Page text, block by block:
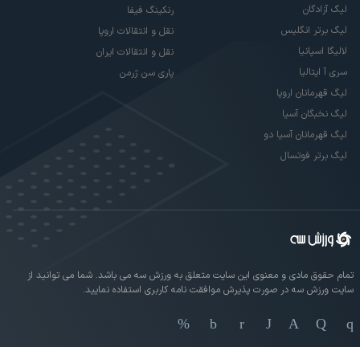
لیگ آزادگان
لیگ برتر انگلیس
لالیگا اسپانیا
سری آ ایتالیا
لیگ قهرمانان اروپا
لیگ نخبگان آسیا
لیگ قهرمانان آسیا دو
لیگ برتر فوتسال
رنکینگ فیفا
نقل و انتقالات اروپا
نقل و انتقالات ایران
پاری سن ژرمن
تمام حقوق مادی و معنوی این سایت متعلق به ورزش سه می باشد. شما می توانید از
سایت ورزش سه در صورت پذیرش موافقت نامه کاربری استفاده نمایید.